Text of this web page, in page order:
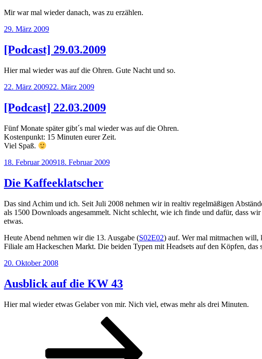
Mir war mal wieder danach, was zu erzählen.
Veröffentlicht
29. März 2009
[Podcast] 29.03.2009
Hier mal wieder was auf die Ohren. Gute Nacht und so.
Veröffentlicht
22. März 200922. März 2009
[Podcast] 22.03.2009
Fünf Monate später gibt´s mal wieder was auf die Ohren.
Kostenpunkt: 15 Minuten eurer Zeit.
Viel Spaß.
Veröffentlicht
18. Februar 200918. Februar 2009
Die Kaffeeklatscher
Das sind Achim und ich. Seit Juli 2008 nehmen wir in realtiv regelmäßigen
als 1500 Downloads angesammelt. Nicht schlecht, wie ich finde und dafür, dass
etwas.
Heute Abend nehmen wir die 13. Ausgabe (S02E02) auf. Wer mal mitmachen will,
Filiale am Hackeschen Markt. Die beiden Typen mit Headsets auf den Köpfen, das
Veröffentlicht
20. Oktober 2008
Ausblick auf die KW 43
Hier mal wieder etwas Gelaber von mir. Nich viel, etwas mehr als drei Minuten.
Seitennummerierung
Beiträge